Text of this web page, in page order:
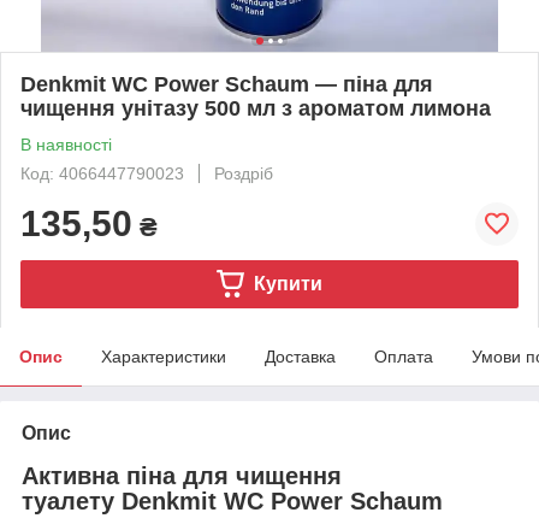
Denkmit WC Power Schaum — піна для
чищення унітазу 500 мл з ароматом лимона
В наявності
Код: 4066447790023
Роздріб
135,50 ₴
Купити
Опис Характеристики Доставка Оплата Умови
Опис
Активна піна для чищення
туалету Denkmit WC Power Schaum